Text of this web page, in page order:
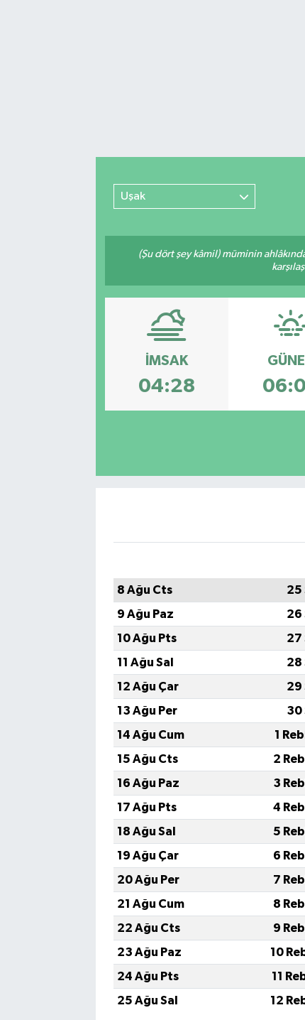
Uşak
(Şu dört şey kâmil) müminin
İMSAK
04:28
8 Ağu Cts
25
9 Ağu Paz
26
10 Ağu Pts
27
11 Ağu Sal
28
12 Ağu Çar
29
13 Ağu Per
30
14 Ağu Cum
1
15 Ağu Cts
2
16 Ağu Paz
3
17 Ağu Pts
4
18 Ağu Sal
5
19 Ağu Çar
6
20 Ağu Per
7
21 Ağu Cum
8
22 Ağu Cts
9
23 Ağu Paz
10
24 Ağu Pts
11
25 Ağu Sal
12